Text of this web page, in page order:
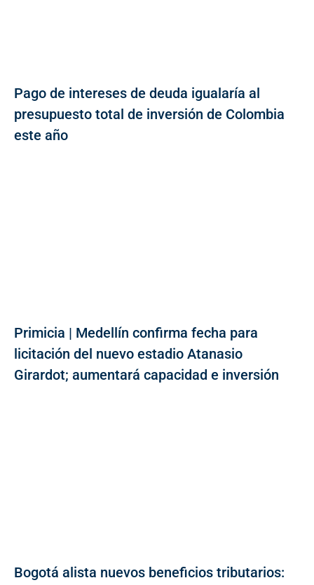
Pago de intereses de deuda igualaría al
presupuesto total de inversión de Colombia
este año
Primicia | Medellín confirma fecha para
licitación del nuevo estadio Atanasio
Girardot; aumentará capacidad e inversión
Bogotá alista nuevos beneficios tributarios: